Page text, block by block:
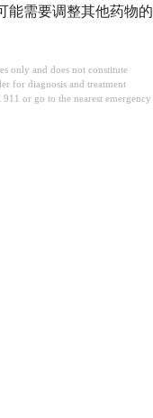
能需要调整其他药物的
only and does not constitute
for diagnosis and treatment
or go to the nearest emergency